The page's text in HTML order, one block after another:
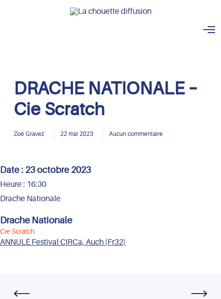
O
DRACHE NATIONALE –
Cie Scratch
Zoé Gravez 22 mai 2023 Aucun commentaire
Date : 23 octobre 2023
Heure : 16:30
Drache Nationale
Drache Nationale
Cie Scratch
ANNULÉ Festival CIRCa, Auch (Fr32)